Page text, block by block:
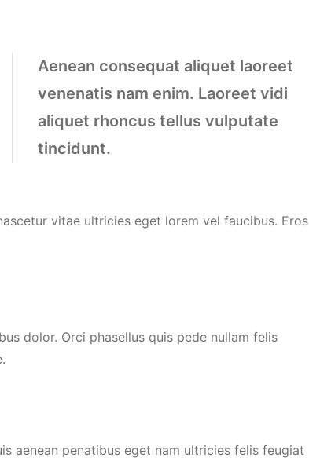
Aenean consequat aliquet laoreet
venenatis nam enim. Laoreet vidi
aliquet rhoncus tellus vulputate
tincidunt.
vitae ultricies eget lorem vel faucibus. Eros
dolor. Orci phasellus quis pede nullam felis
aenean penatibus eget nam ultricies felis feugiat